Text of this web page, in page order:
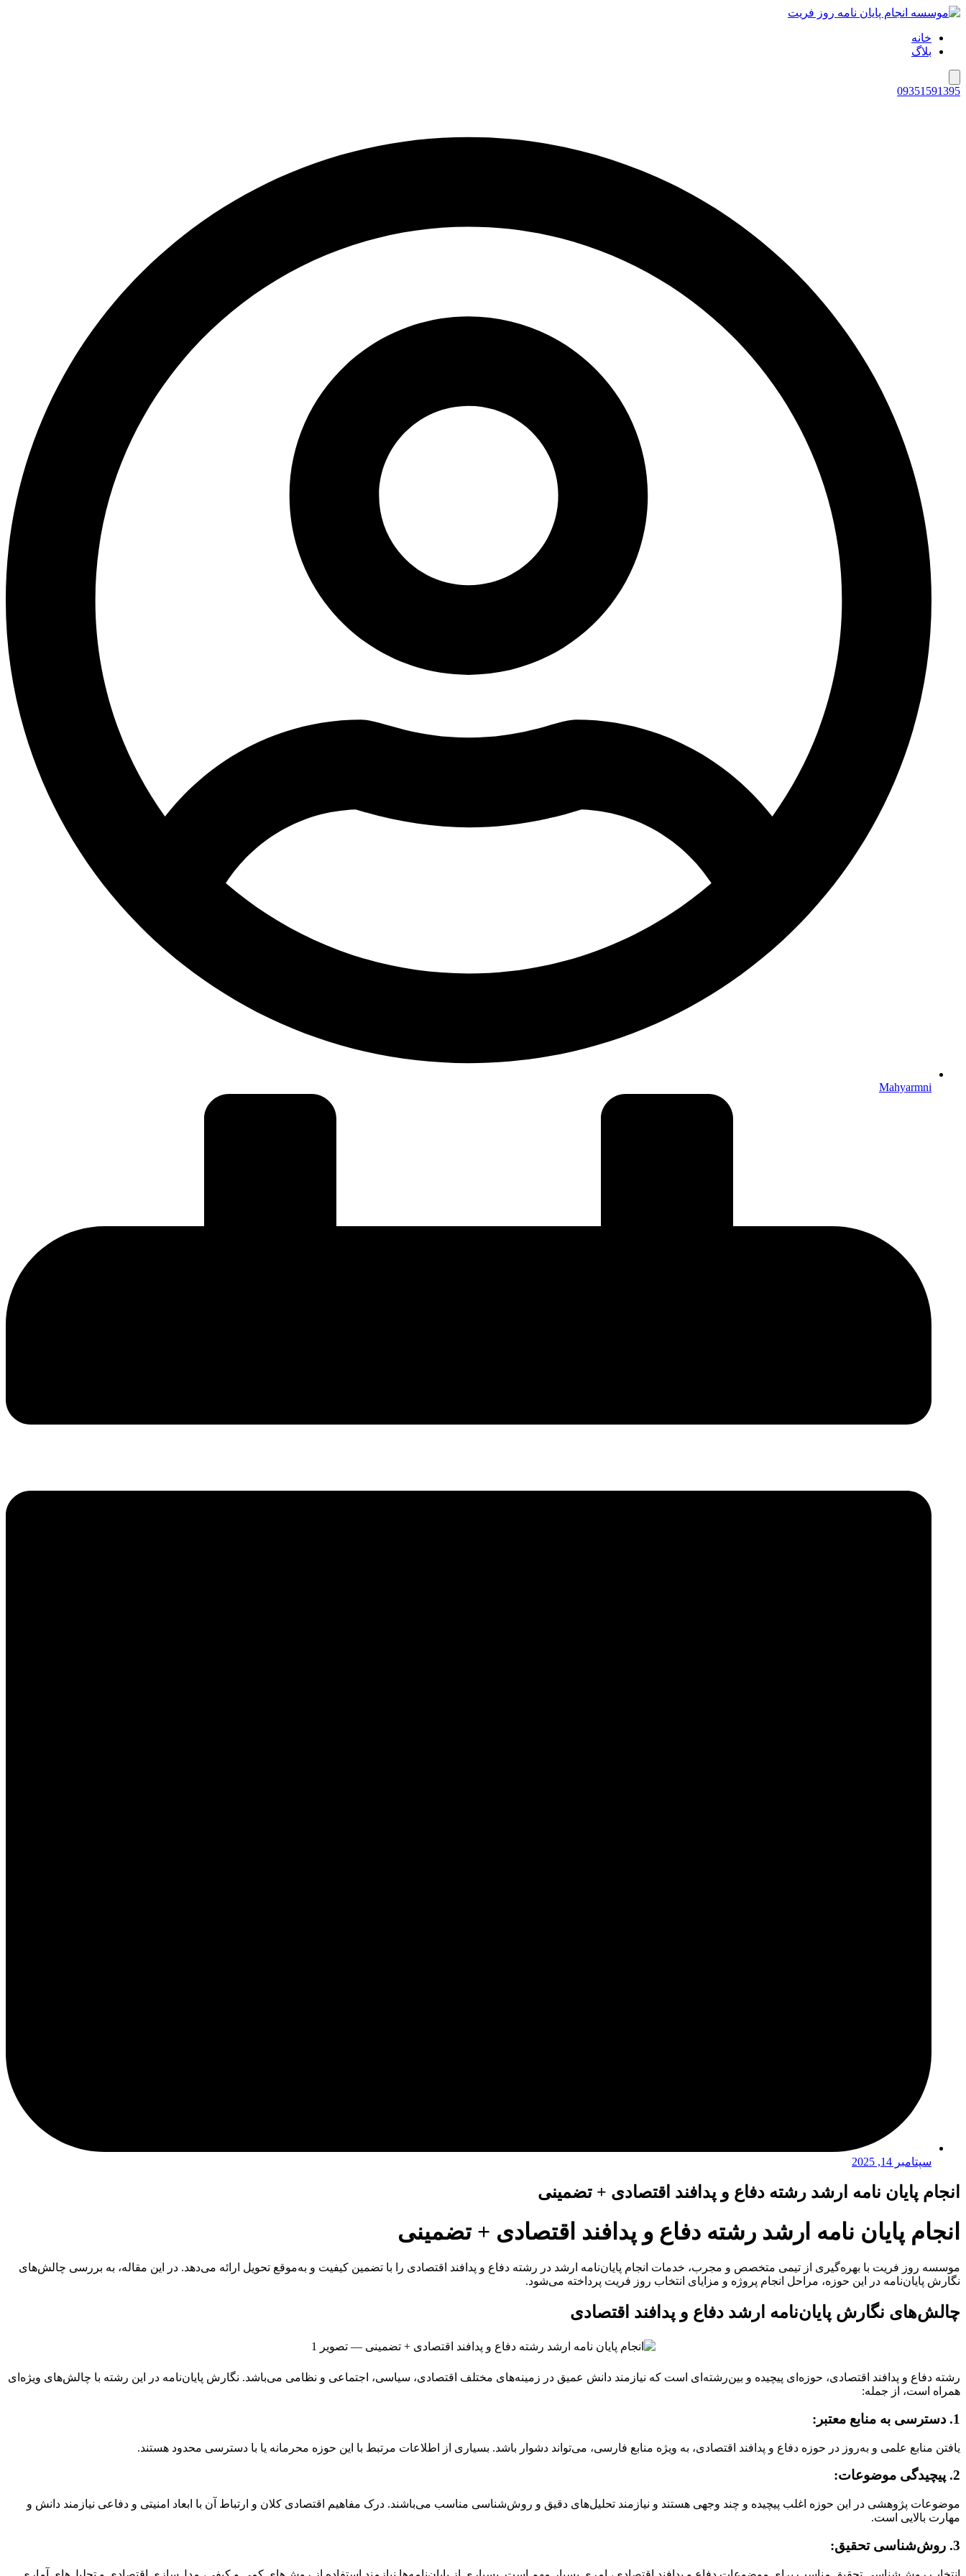
خانه
بلاگ
09351591395
Mahyarmni
سپتامبر 14, 2025
انجام پایان نامه ارشد رشته دفاع و پدافند اقتصادی + تضمینی
انجام پایان نامه ارشد رشته دفاع و پدافند اقتصادی + تضمینی
موسسه روز فریت با بهره‌گیری از تیمی متخصص و مجرب، خدمات انجام پایان‌نامه ارشد در رشته دفاع و پدافند اقتصادی را با تضمین کیفیت و به‌موقع تحویل ارائه می‌دهد. در این مقاله، به بررسی چالش‌های
نگارش پایان‌نامه در این حوزه، مراحل انجام پروژه و مزایای انتخاب روز فریت پرداخته می‌شود.
چالش‌های نگارش پایان‌نامه ارشد دفاع و پدافند اقتصادی
رشته دفاع و پدافند اقتصادی، حوزه‌ای پیچیده و بین‌رشته‌ای است که نیازمند دانش عمیق در زمینه‌های مختلف اقتصادی، سیاسی، اجتماعی و نظامی می‌باشد. نگارش پایان‌نامه در این رشته با چالش‌های ویژه‌ای
همراه است، از جمله:
1. دسترسی به منابع معتبر:
یافتن منابع علمی و به‌روز در حوزه دفاع و پدافند اقتصادی، به ویژه منابع فارسی، می‌تواند دشوار باشد. بسیاری از اطلاعات مرتبط با این حوزه محرمانه یا با دسترسی محدود هستند.
2. پیچیدگی موضوعات:
موضوعات پژوهشی در این حوزه اغلب پیچیده و چند وجهی هستند و نیازمند تحلیل‌های دقیق و روش‌شناسی مناسب می‌باشند. درک مفاهیم اقتصادی کلان و ارتباط آن با ابعاد امنیتی و دفاعی نیازمند دانش و
مهارت بالایی است.
3. روش‌شناسی تحقیق: